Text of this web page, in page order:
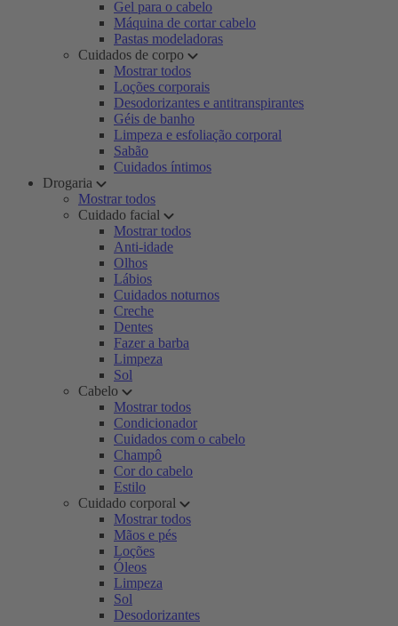
Gel para o cabelo
Máquina de cortar cabelo
Pastas modeladoras
Cuidados de corpo
Mostrar todos
Loções corporais
Desodorizantes e antitranspirantes
Géis de banho
Limpeza e esfoliação corporal
Sabão
Cuidados íntimos
Drogaria
Mostrar todos
Cuidado facial
Mostrar todos
Anti-idade
Olhos
Lábios
Cuidados noturnos
Creche
Dentes
Fazer a barba
Limpeza
Sol
Cabelo
Mostrar todos
Condicionador
Cuidados com o cabelo
Champô
Cor do cabelo
Estilo
Cuidado corporal
Mostrar todos
Mãos e pés
Loções
Óleos
Limpeza
Sol
Desodorizantes